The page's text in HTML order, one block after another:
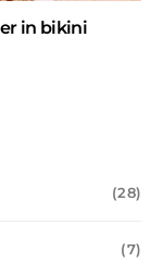
in bikini
(28)
(7)